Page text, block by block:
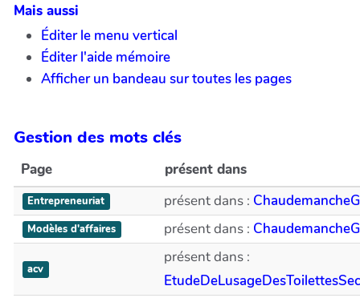
Mais aussi
Éditer le menu vertical
Éditer l'aide mémoire
Afficher un bandeau sur toutes les pages
Gestion des mots clés
Page présent dans
Entrepreneuriat présent dans :
Modèles d'affaires présent dans :
acv
présent dans :